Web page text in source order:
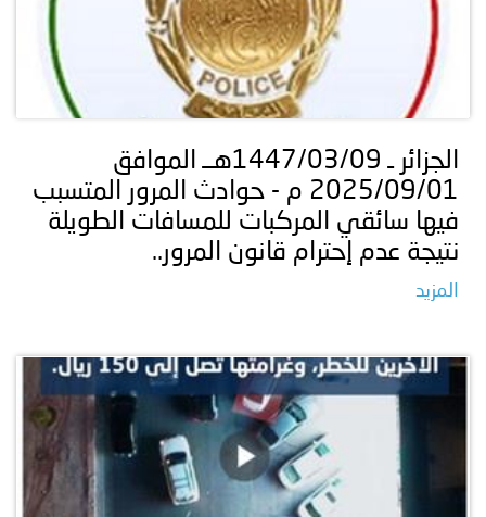
الجزائر ـ 1447/03/09هــ الموافق
2025/09/01 م - حوادث المرور المتسبب
فيها سائقي المركبات للمسافات الطويلة
نتيجة عدم إحترام قانون المرور..
المزيد